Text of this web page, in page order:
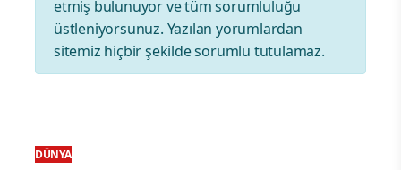
etmiş bulunuyor ve tüm sorumluluğu
üstleniyorsunuz. Yazılan yorumlardan
sitemiz hiçbir şekilde sorumlu tutulamaz.
DÜNYA